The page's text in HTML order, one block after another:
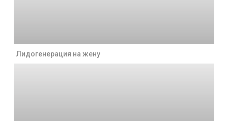
Лидогенерация на жену